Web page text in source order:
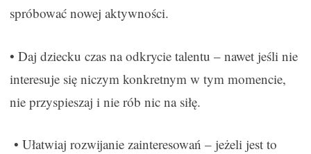
spróbować nowej aktywności.
• Daj dziecku czas na odkrycie talentu – nawet jeśli nie
interesuje się niczym konkretnym w tym momencie,
nie przyspieszaj i nie rób nic na siłę.
• Ułatwiaj rozwijanie zainteresowań – jeżeli jest to